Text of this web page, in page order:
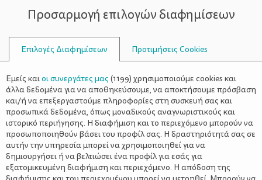
ΣΥΜΒΟΥΛΟΙ
ΣΙΝΕΜΆ ΣΤΟ ΣΠΊΤΙ
Προσαρμογή επιλογών διαφημίσεων
Επιλογές Διαφημίσεων Προτιμήσεις Cookies
Εμείς καιοι συνεργάτες μας (1199) χρησιμοποιούμε cookies και
άλλα δεδομένα για να αποθηκεύσουμε, να αποκτήσουμε πρόσβαση
και/ή να επεξεργαστούμε πληροφορίες στη συσκευή σας και
προσωπικά δεδομένα, όπως μοναδικούς αναγνωριστικούς και
ιστορικό περιήγησης. Η διαφήμιση και το περιεχόμενο μπορούν να
προσωποποιηθούν βάσει του προφίλ σας. Η δραστηριότητά σας σε
αυτήν την υπηρεσία μπορεί να χρησιμοποιηθεί για να
δημιουργήσει ή να βελτιώσει ένα προφίλ για εσάς για
εξατομικευμένη διαφήμιση και περιεχόμενο. Η απόδοση της